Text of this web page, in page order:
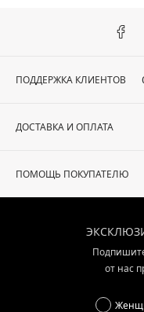
ПОДДЕРЖКА КЛИЕНТОВ
ДОСТАВКА И ОПЛАТА
ПОМОЩЬ ПОКУПАТЕЛЮ
от нас